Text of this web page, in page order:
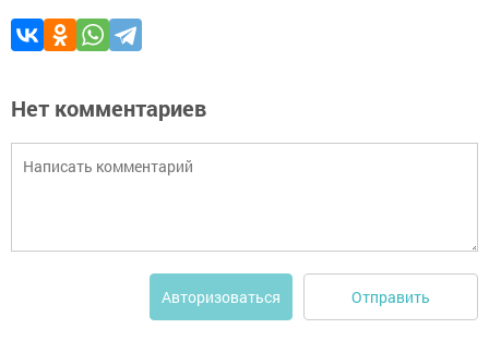
Нет комментариев
Авторизоваться Отправить